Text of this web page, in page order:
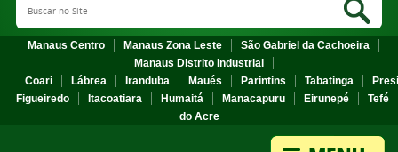
Manaus Centro Manaus Zona Leste
São Gabriel da Cachoeira
Manaus Distrito Industrial
Coari
Lábrea Iranduba Maués Parintins Tabatinga
Figueiredo
Itacoatiara Humaitá Manacapuru Eirunepé
Tefé
do Acre